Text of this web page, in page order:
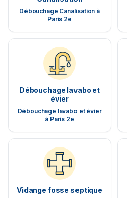
Débouchage Canalisation à
Paris 2e
Débouchage lavabo et
évier
Débouchage lavabo et évier
à Paris 2e
Vidange fosse septique